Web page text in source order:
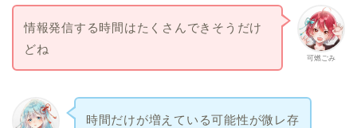
可燃ごみ
情報発信する時間はたくさんできそうだけ
どね
時間だけが増えている可能性が微レ存